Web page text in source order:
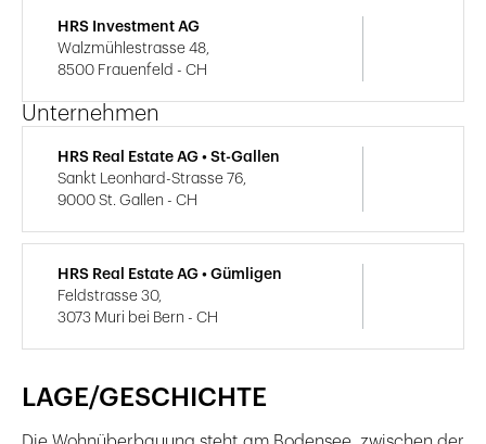
LAGE/GESCHICHTE
HRS Investment AG
Walzmühlestrasse 48,
8500 Frauenfeld - CH
Unternehmen
HRS Real Estate AG • St-Gallen
Sankt Leonhard-Strasse 76,
9000 St. Gallen - CH
HRS Real Estate AG • Gümligen
Feldstrasse 30,
3073 Muri bei Bern - CH